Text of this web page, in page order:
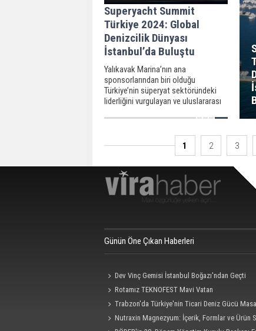
Superyacht Summit
Türkiye 2024: Global
Denizcilik Dünyası
İstanbul’da Buluştu
Yalıkavak Marina’nın ana
sponsorlarından biri olduğu
Türkiye’nin süperyat sektöründeki
liderliğini vurgulayan ve uluslararası
hedefleyen Superyacht Summit
Türkiye 2024, 26 Kasım 2024
tarihinde İstanbul’da başladı.
1 2 3
Günün Öne Çıkan Haberleri
Dev Vinç Gemisi İstanbul Boğazı'ndan Geçti
Rotamız TEKNOFEST Mavi Vatan
Trabzon'da Türkiye'nin Ticari Deniz Gücü
Nutraxin Magnezyum: İçerik, Formlar ve Ürün